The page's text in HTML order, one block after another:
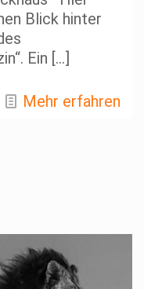
Blick hinter
Ein […]
Mehr erfahren